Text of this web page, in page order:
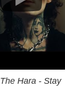
The Hara - Stay